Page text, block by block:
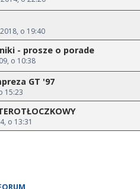
o 19:40
- prosze o porade
o 10:38
GT '97
15:23
o 13:31